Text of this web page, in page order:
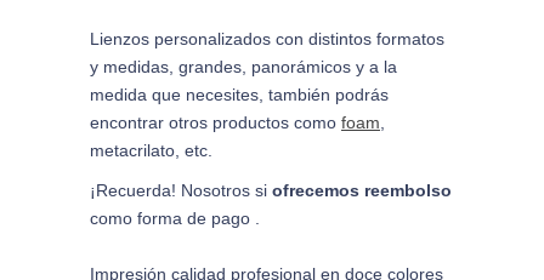
Lienzos personalizados con distintos formatos
y medidas, grandes, panorámicos y a la
medida que necesites, también podrás
encontrar otros productos como foam
metacrilato, etc.
¡Recuerda! Nosotros si ofrecemos reembolso
como forma de pago .
Impresión calidad profesional en doce colores